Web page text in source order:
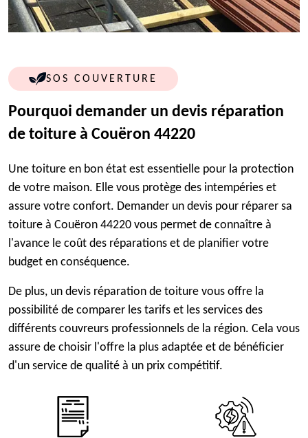
SOS COUVERTURE
Pourquoi demander un devis réparation
de toiture à Couëron 44220
Une toiture en bon état est essentielle pour la protection
de votre maison. Elle vous protège des intempéries et
assure votre confort. Demander un devis pour réparer sa
toiture à Couëron 44220 vous permet de connaître à
l'avance le coût des réparations et de planifier votre
budget en conséquence.
De plus, un devis réparation de toiture vous offre la
possibilité de comparer les tarifs et les services des
différents couvreurs professionnels de la région. Cela vous
assure de choisir l'offre la plus adaptée et de bénéficier
d'un service de qualité à un prix compétitif.